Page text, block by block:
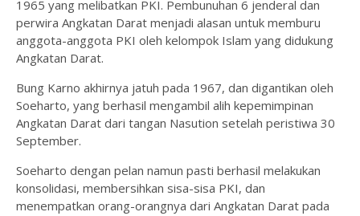
1965 yang melibatkan PKI. Pembunuhan 6 jenderal dan
perwira Angkatan Darat menjadi alasan untuk memburu
anggota-anggota PKI oleh kelompok Islam yang didukung
Angkatan Darat.
Bung Karno akhirnya jatuh pada 1967, dan digantikan oleh
Soeharto, yang berhasil mengambil alih kepemimpinan
Angkatan Darat dari tangan Nasution setelah peristiwa 30
September.
Soeharto dengan pelan namun pasti berhasil melakukan
konsolidasi, membersihkan sisa-sisa PKI, dan
menempatkan orang-orangnya dari Angkatan Darat pada